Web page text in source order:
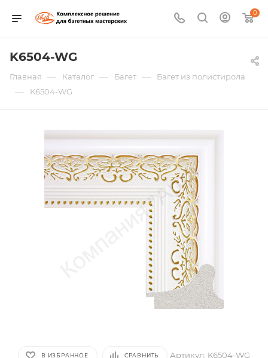
0
K6504-WG
Главная — Каталог — Багет — Багет из полистирола
— K6504-WG
В ИЗБРАННОЕ СРАВНИТЬ Артикул: K6504-WG